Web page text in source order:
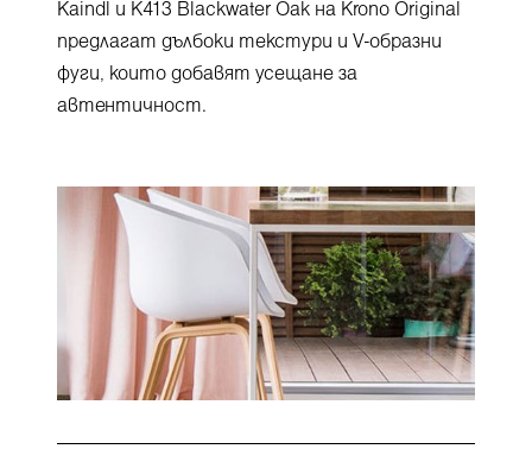
Kaindl и K413 Blackwater Oak на Krono Original
предлагат дълбоки текстури и V-образни
фуги, които добавят усещане за
автентичност.